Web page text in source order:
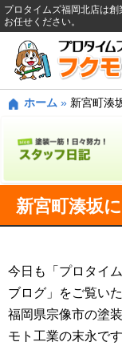
プロタイムズ福岡北店は
お任せください。
ホーム » 新宮町湊
新宮町湊坂
今日も「プロタイ
ブログ」をご覧い
福岡県宗像市の塗
モト工業の末永です